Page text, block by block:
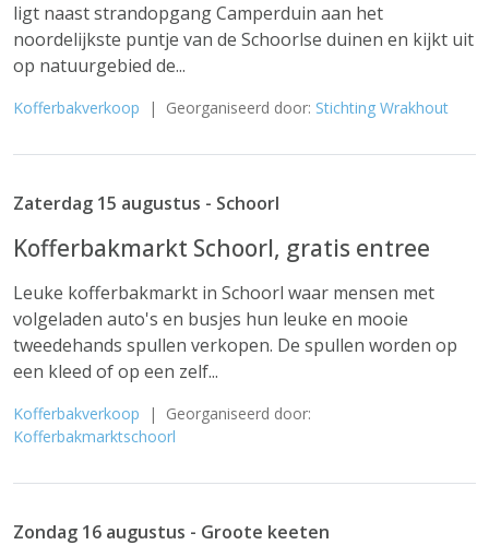
ligt naast strandopgang Camperduin aan het
noordelijkste puntje van de Schoorlse duinen en kijkt uit
op natuurgebied de...
Kofferbakverkoop | Georganiseerd door: Stichting Wrakhout
Zaterdag 15 augustus - Schoorl
Kofferbakmarkt Schoorl, gratis entree
Leuke kofferbakmarkt in Schoorl waar mensen met
volgeladen auto's en busjes hun leuke en mooie
tweedehands spullen verkopen. De spullen worden op
een kleed of op een zelf...
Kofferbakverkoop | Georganiseerd door:
Kofferbakmarktschoorl
Zondag 16 augustus - Groote keeten